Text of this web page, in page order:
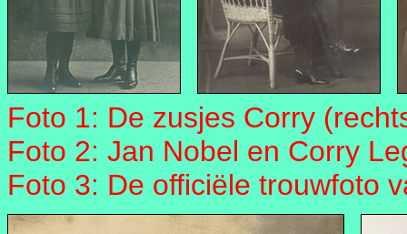
Foto 1: De zusjes Corry
Foto 2: Jan Nobel en Corry
Foto 3: De officiële trouwfoto